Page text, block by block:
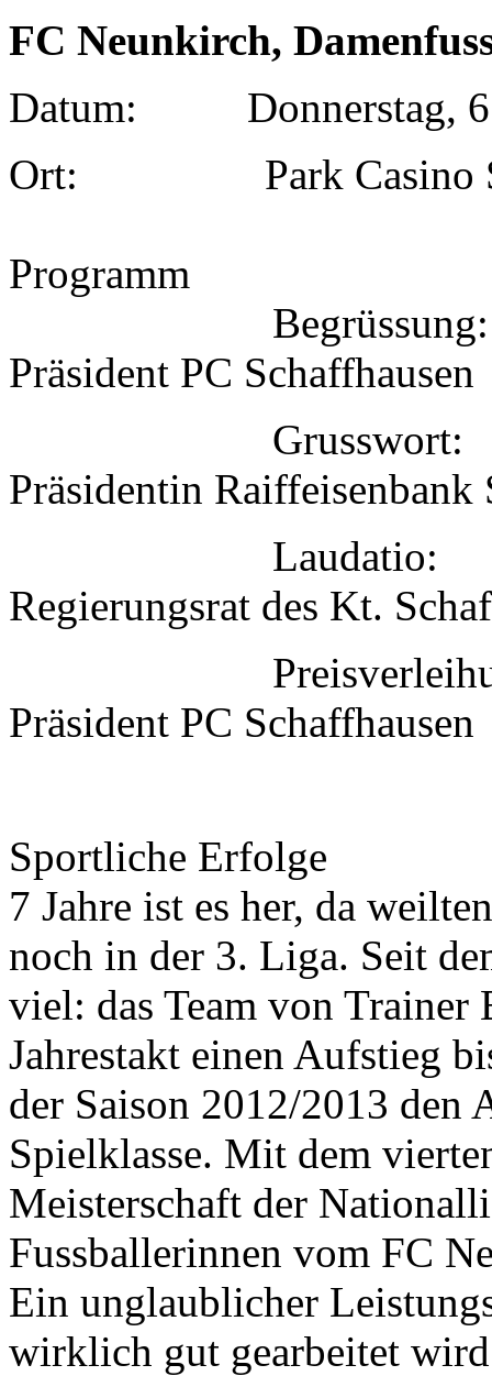
FC Neunkirch,
Datum: Donnerstag, 6.
Ort: Park Casino
Programm
Begrüssung:
Präsident PC Schaffhausen
Grusswort:
Präsidentin Raiffeisenbank
Laudatio:
Regierungsrat des Kt.
Preisverleihung:
Präsident PC Schaffhausen
Sportliche Erfolge
7 Jahre ist es her, da
noch in der 3. Liga. Seit
viel: das Team von Trainer
Jahrestakt einen Aufstieg
der Saison 2012/2013 den
Spielklasse. Mit dem
Meisterschaft der
Fussballerinnen vom FC
Ein unglaublicher
wirklich gut gearbeitet